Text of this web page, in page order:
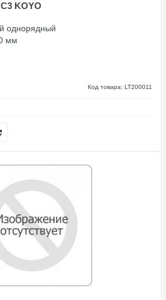
KOYO
однорядный
мм
Код товара: LT200011